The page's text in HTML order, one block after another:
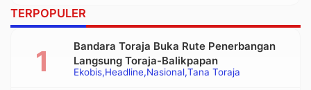
TERPOPULER
Ekobis Headline Nasional Tana Toraja
Bandara Toraja Buka Rute Penerbangan
Langsung Toraja-Balikpapan